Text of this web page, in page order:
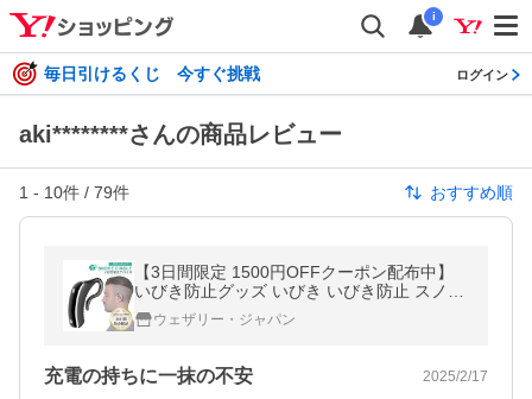
i
毎日引けるくじ 今すぐ挑戦 ログイン
aki********さんの商品レビュー
1 - 10件 / 79件 おすすめ順
【3日間限定 1500円OFFクーポン配布中】
いびき防止グッズ いびき いびき防止 スノア
サークル プラス Snorecircle Plus いびき対策
快眠グッズ THE TIME で紹介
ウェザリー・ジャパン
充電の持ちに一抹の不安 2025/2/17